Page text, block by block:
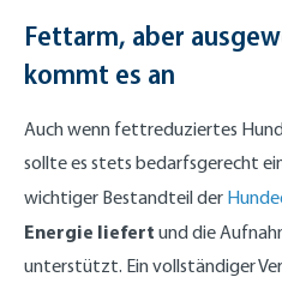
Fettarm, aber
kommt es an
Auch wenn fettreduziertes
sollte es stets bedarfsgerecht
wichtiger Bestandteil der
Energie liefert und die
unterstützt. Ein vollständiger